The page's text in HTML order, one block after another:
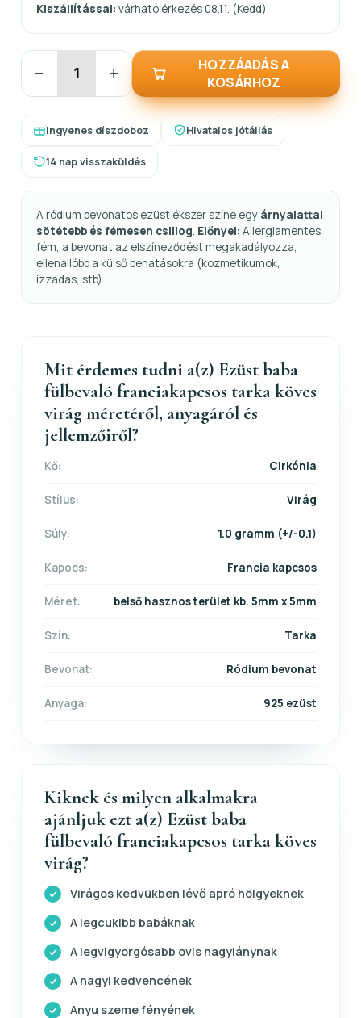
Kiszállítással: várható érkezés 08.11. (Kedd)
− +
HOZZÁADÁS A
KOSÁRHOZ
Ingyenes díszdoboz Hivatalos jótállás
14 nap visszaküldés
A ródium bevonatos ezüst ékszer színe egy árnyalattal
sötétebb és fémesen csillog. Előnyei: Allergiamentes
fém, a bevonat az elszíneződést megakadályozza,
ellenállóbb a külső behatásokra (kozmetikumok,
izzadás, stb).
Mit érdemes tudni a(z) Ezüst baba
fülbevaló franciakapcsos tarka köves
virág méretéről, anyagáról és
jellemzőiről?
Kő: Cirkónia
Stílus: Virág
Súly: 1.0 gramm (+/-0.1)
Kapocs: Francia kapcsos
Méret: belső hasznos terület kb. 5mm x 5mm
Szín: Tarka
Bevonat: Ródium bevonat
Anyaga: 925 ezüst
Kiknek és milyen alkalmakra
ajánljuk ezt a(z) Ezüst baba
fülbevaló franciakapcsos tarka köves
virág?
Virágos kedvükben lévő apró hölgyeknek
A legcukibb babáknak
A legvigyorgósabb ovis nagylánynak
A nagyi kedvencének
Anyu szeme fényének